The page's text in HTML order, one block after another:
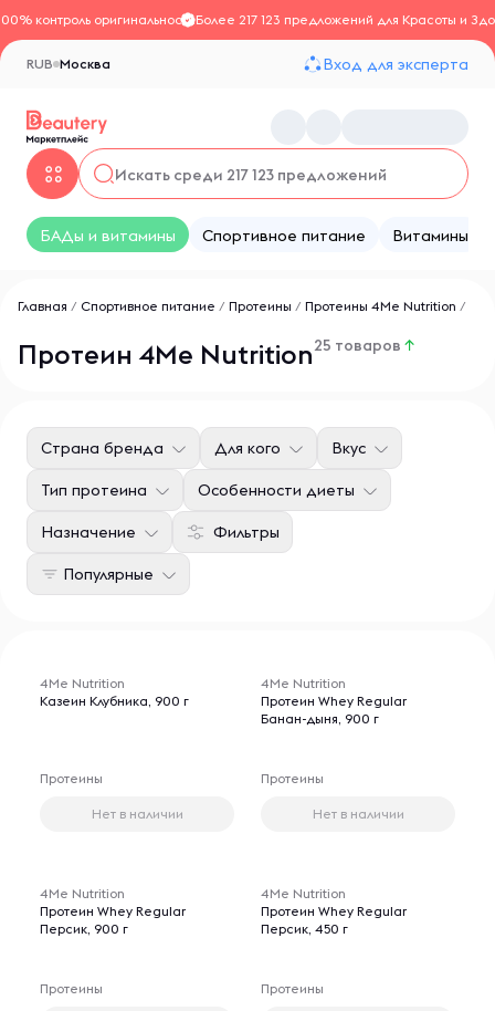
контроль оригинальностиБолее 217 123 предложений для Красоты и
Москва
RUB Вход для эксперта
БАДы и витамины Спортивное питание Витамины
Главная / Спортивное питание / Протеины / Протеины 4Me Nutrition /
Протеин 4Me Nutrition25 товаров ↑
Фильтры
Страна бренда Для кого Вкус
Тип протеина Особенности диеты
Назначение
Популярные
4Me Nutrition
Казеин Клубника, 900 г
Протеины
Нет в наличии
4Me Nutrition
Протеин Whey Regular
Банан-дыня, 900 г
Протеины
Нет в наличии
4Me Nutrition
Протеин Whey Regular
Персик, 900 г
Протеины
4Me Nutrition
Протеин Whey Regular
Персик, 450 г
Протеины